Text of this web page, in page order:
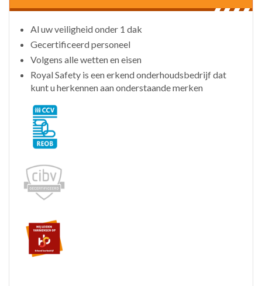
Al uw veiligheid onder 1 dak
Gecertificeerd personeel
Volgens alle wetten en eisen
Royal Safety is een erkend onderhoudsbedrijf dat
kunt u herkennen aan onderstaande merken